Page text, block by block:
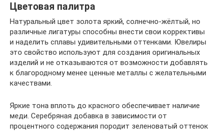
Цветовая палитра
Натуральный цвет золота яркий, солнечно-жёлтый, но
различные лигатуры способны внести свои коррективы
и наделить сплавы удивительными оттенками. Ювелиры
это свойство используют для создания оригинальных
изделий и не отказываются от возможности добавлять
к благородному менее ценные металлы с желательными
качествами.
Яркие тона вплоть до красного обеспечивает наличие
меди. Серебряная добавка в зависимости от
процентного содержания породит зеленоватый оттенок